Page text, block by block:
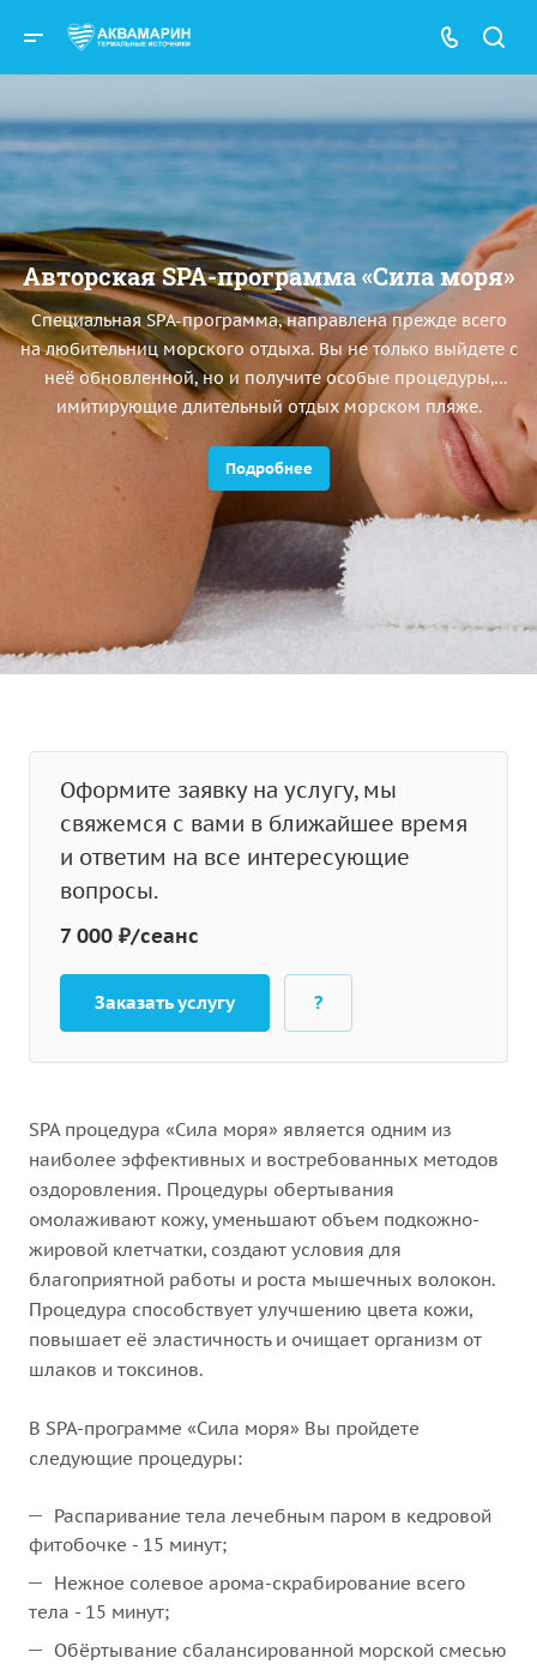
Авторская SPA-программа «Сила моря»
Специальная SPA-программа, направлена прежде всего
на любительниц морского отдыха. Вы не только выйдете с
неё обновленной, но и получите особые процедуры,
имитирующие длительный отдых морском пляже.
Подробнее
Оформите заявку на услугу, мы
свяжемся с вами в ближайшее время
и ответим на все интересующие
вопросы.
7 000 ₽/сеанс
Заказать услугу ?
SPA процедура «Сила моря» является одним из
наиболее эффективных и востребованных методов
оздоровления. Процедуры обертывания
омолаживают кожу, уменьшают объем подкожно-
жировой клетчатки, создают условия для
благоприятной работы и роста мышечных волокон.
Процедура способствует улучшению цвета кожи,
повышает её эластичность и очищает организм от
шлаков и токсинов.
В SPA-программе «Сила моря» Вы пройдете
следующие процедуры:
Распаривание тела лечебным паром в кедровой
фитобочке - 15 минут;
Нежное солевое арома-скрабирование всего
тела - 15 минут;
Обёртывание сбалансированной морской смесью